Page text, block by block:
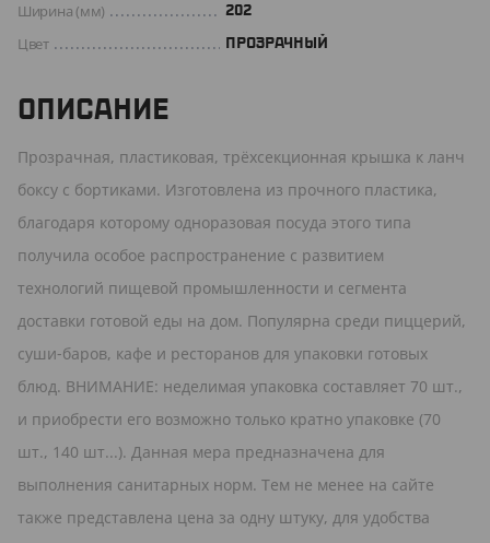
Ширина (мм) 202
Цвет ПРОЗРАЧНЫЙ
ОПИСАНИЕ
Прозрачная, пластиковая, трёхсекционная крышка к ланч
боксу с бортиками. Изготовлена из прочного пластика,
благодаря которому одноразовая посуда этого типа
получила особое распространение с развитием
технологий пищевой промышленности и сегмента
доставки готовой еды на дом. Популярна среди пиццерий,
суши-баров, кафе и ресторанов для упаковки готовых
блюд. ВНИМАНИЕ: неделимая упаковка составляет 70 шт.,
и приобрести его возможно только кратно упаковке (70
шт., 140 шт...). Данная мера предназначена для
выполнения санитарных норм. Тем не менее на сайте
также представлена цена за одну штуку, для удобства